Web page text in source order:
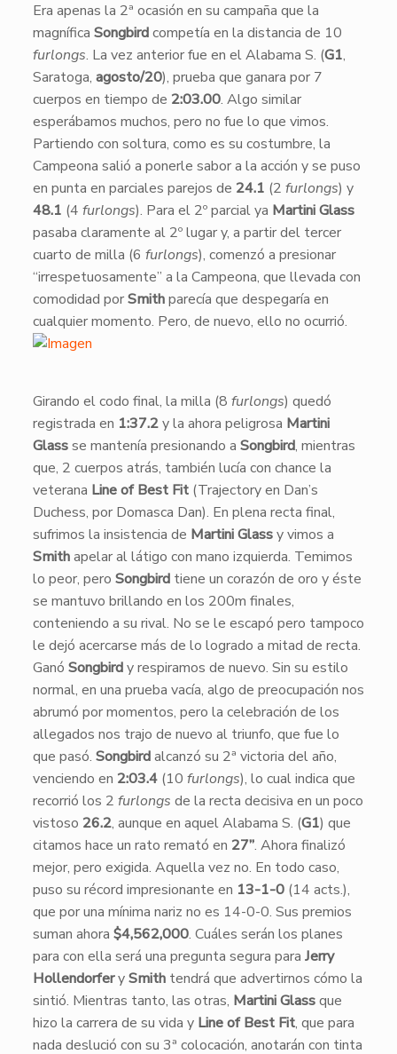
​Era apenas la 2ª ocasión en su campaña que la
magnífica Songbirdcompetía en la distancia de 10
furlongs. La vez anterior fue en el Alabama S. (G1,
Saratoga, agosto/20), prueba que ganara por 7
cuerpos en tiempo de 2:03.00. Algo similar
esperábamos muchos, pero no fue lo que vimos.
Partiendo con soltura, como es su costumbre, la
Campeona salió a ponerle sabor a la acción y se puso
en punta en parciales parejos de 24.1 (2 furlongs) y
48.1 (4 furlongs). Para el 2º parcial ya Martini Glass
pasaba claramente al 2º lugar y, a partir del tercer
cuarto de milla (6 furlongs), comenzó a presionar
“irrespetuosamente” a la Campeona, que llevada con
comodidad porSmithparecía que despegaría en
cualquier momento. Pero, de nuevo, ello no ocurrió.
​​Girando el codo final, la milla (8 furlongs) quedó
registrada en 1:37.2y la ahora peligrosa Martini
Glassse mantenía presionando a Songbird, mientras
que, 2 cuerpos atrás, también lucía con chance la
veterana Line of Best Fit(Trajectory en Dan’s
Duchess, por Domasca Dan). En plena recta final,
sufrimos la insistencia de Martini Glassy vimos a
Smithapelar al látigo con mano izquierda. Temimos
lo peor, pero Songbirdtiene un corazón de oro y éste
se mantuvo brillando en los 200m finales,
conteniendo a su rival. No se le escapó pero tampoco
le dejó acercarse más de lo logrado a mitad de recta.
Ganó Songbirdy respiramos de nuevo. Sin su estilo
normal, en una prueba vacía, algo de preocupación nos
abrumó por momentos, pero la celebración de los
allegados nos trajo de nuevo al triunfo, que fue lo
que pasó. Songbirdalcanzó su 2ª victoria del año,
venciendo en 2:03.4 (10 furlongs), lo cual indica que
recorrió los 2 furlongs de la recta decisiva en un poco
vistoso 26.2, aunque en aquel Alabama S. (G1) que
citamos hace un rato remató en 27”. Ahora finalizó
mejor, pero exigida. Aquella vez no. En todo caso,
puso su récord impresionante en 13-1-0(14 acts.),
que por una mínima nariz no es 14-0-0. Sus premios
suman ahora $4,562,000. Cuáles serán los planes
para con ella será una pregunta segura para Jerry
HollendorferySmithtendrá que advertirnos cómo la
sintió. Mientras tanto, las otras, Martini Glassque
hizo la carrera de su vida y Line of Best Fit, que para
nada deslució con su 3ª colocación, anotarán con tinta